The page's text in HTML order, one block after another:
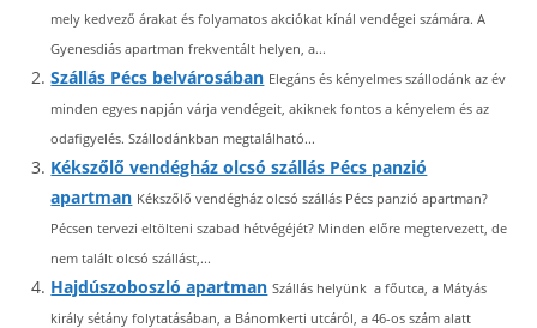
mely kedvező árakat és folyamatos akciókat kínál vendégei számára. A
Gyenesdiás apartman frekventált helyen, a...
Szállás Pécs belvárosában Elegáns és kényelmes szállodánk az év
minden egyes napján várja vendégeit, akiknek fontos a kényelem és az
odafigyelés. Szállodánkban megtalálható...
Kékszőlő vendégház olcsó szállás Pécs panzió
apartman Kékszőlő vendégház olcsó szállás Pécs panzió apartman?
Pécsen tervezi eltölteni szabad hétvégéjét? Minden előre megtervezett, de
nem talált olcsó szállást,...
Hajdúszoboszló apartman Szállás helyünk a főutca, a Mátyás
király sétány folytatásában, a Bánomkerti utcáról, a 46-os szám alatt